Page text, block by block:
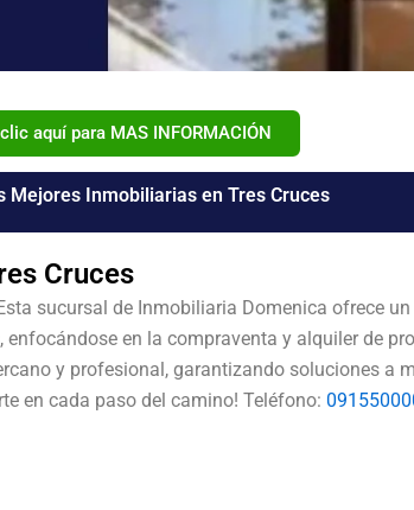
aquí para MAS INFORMACIÓN
Mejores Inmobiliarias en Tres Cruces
Cruces
Esta sucursal de Inmobiliaria Domenica ofrece
enfocándose en la compraventa y alquiler de
y profesional, garantizando soluciones a
en cada paso del camino! Teléfono: